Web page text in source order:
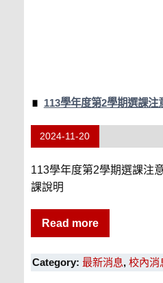
113學年度第2學期選課注
2024-11-20
113學年度第2學期選課注
課說明
Read more
Category: 最新消息, 校內消